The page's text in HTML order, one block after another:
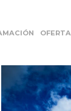
OFERTA